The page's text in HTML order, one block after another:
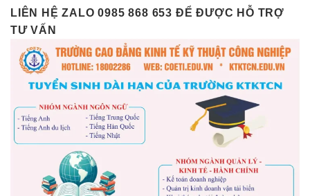
LIÊN HỆ ZALO 0985 868 653 ĐỂ ĐƯỢC HỖ TRỢ
TƯ VẤN